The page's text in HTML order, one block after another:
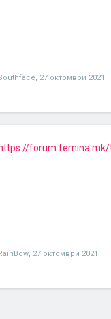
, 27 октомври 2021
https://
, 27 октомври 2021